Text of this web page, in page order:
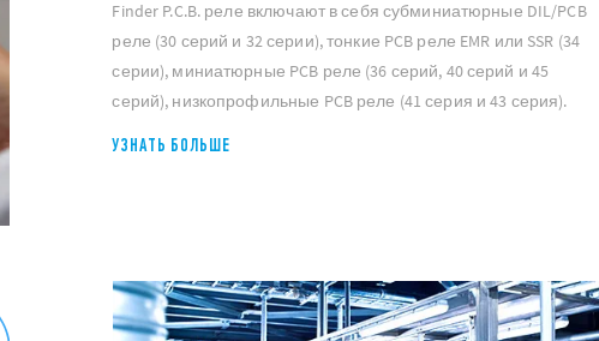
Finder P.C.B. реле включают в себя субминиатюрные DIL/PCB
реле (30 серий и 32 серии), тонкие PCB реле EMR или SSR (34
серии), миниатюрные PCB реле (36 серий, 40 серий и 45
серий), низкопрофильные PCB реле (41 серия и 43 серия).
УЗНАТЬ БОЛЬШЕ